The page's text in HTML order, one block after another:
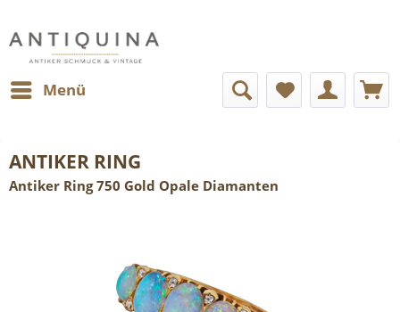
Menü
ANTIKER RING
Antiker Ring 750 Gold Opale Diamanten